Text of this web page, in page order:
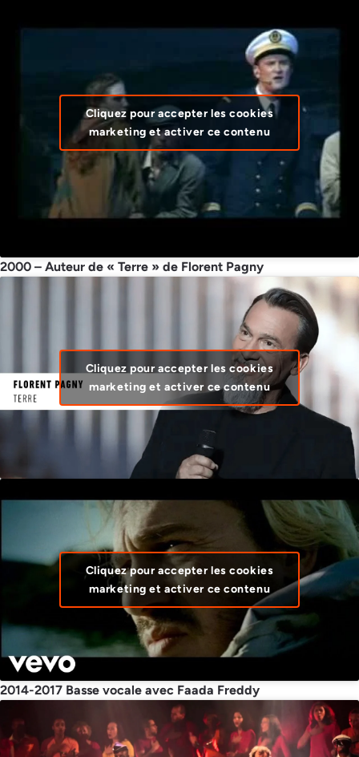
Cliquez pour accepter les cookies
marketing et activer ce contenu
2000 – Auteur de « Terre » de Florent Pagny
Cliquez pour accepter les cookies
marketing et activer ce contenu
Cliquez pour accepter les cookies
marketing et activer ce contenu
2014-2017 Basse vocale avec Faada Freddy